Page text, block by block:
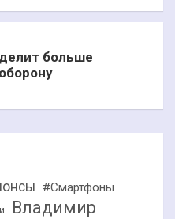
больше
#Смартфоны
Владимир